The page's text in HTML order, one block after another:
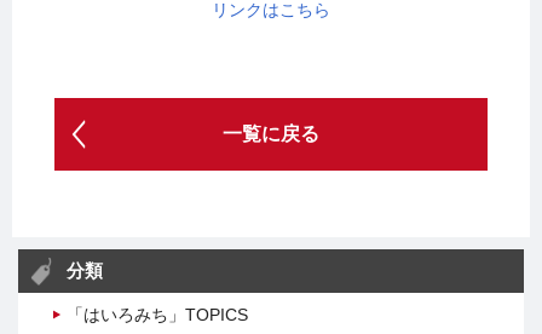
リンクはこちら
一覧に戻る
分類
「はいろみち」TOPICS